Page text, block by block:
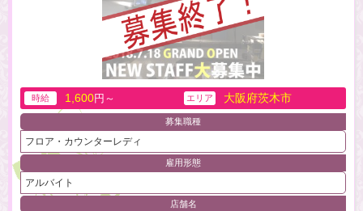
時給 1,600円～ エリア 大阪府茨木市
募集職種
フロア・カウンターレディ
雇用形態
アルバイト
店舗名